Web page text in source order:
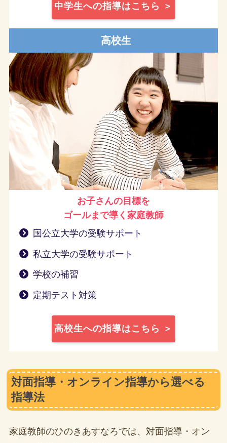
中学生への指導はこちら ＞
高校生
お子さんの目標を
ゴールまで導く 家庭教師
国公立大学の受験サポート
私立大学の受験サポート
学校の補習
定期テスト対策
高校生への指導はこちら ＞
対面指導・オンライン指導から選べる
指導法
家庭教師のひのきあすなろでは、対面指導・オン